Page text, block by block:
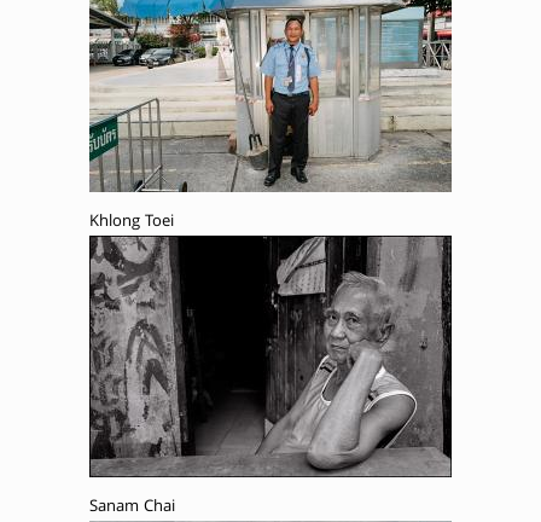
Khlong Toei
Sanam Chai